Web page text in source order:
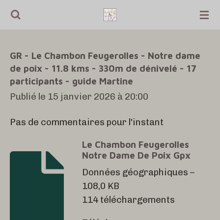
Passer
principal
GR - Le Chambon Feugerolles - Notre dame
de poix - 11.8 kms - 330m de dénivelé - 17
participants - guide Martine
Publié le 15 janvier 2026 à 20:00
Pas de commentaires pour l'instant
Le Chambon Feugerolles
Notre Dame De Poix Gpx
Données géographiques –
108,0 KB
114 téléchargements